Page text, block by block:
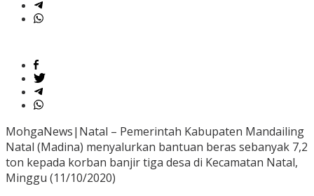
MohgaNews|Natal – Pemerintah Kabupaten Mandailing
Natal (Madina) menyalurkan bantuan beras sebanyak 7,2
ton kepada korban banjir tiga desa di Kecamatan Natal,
Minggu (11/10/2020)